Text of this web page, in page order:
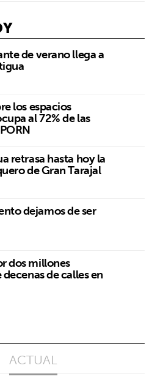
de verano llega a
los espacios
al 72% de las
retrasa hasta hoy la
de Gran Tarajal
dejamos de ser
dos millones
de calles en
ACTUAL